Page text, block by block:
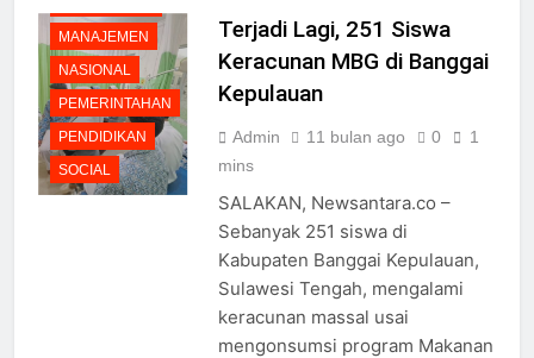
MANAJEMEN
NASIONAL
PEMERINTAHAN
PENDIDIKAN
SOCIAL
Terjadi Lagi, 251 Siswa
Keracunan MBG di Banggai
Kepulauan
Admin 11 bulan ago 0
1
mins
SALAKAN, Newsantara.co –
Sebanyak 251 siswa di
Kabupaten Banggai Kepulauan,
Sulawesi Tengah, mengalami
keracunan massal usai
mengonsumsi program Makanan